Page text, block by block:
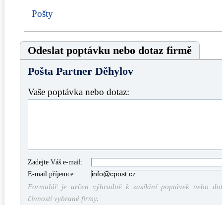
Pošty
Odeslat poptávku nebo dotaz firmě
Pošta Partner Děhylov
Vaše poptávka nebo dotaz:
Zadejte Váš e-mail:
E-mail příjemce:
Formulář je určen výhradně k zasílání poptávek nebo
činností vybrané firmy.